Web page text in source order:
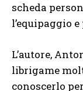
scheda
l’equipaggio
L’autore,
librigame
conoscerlo per